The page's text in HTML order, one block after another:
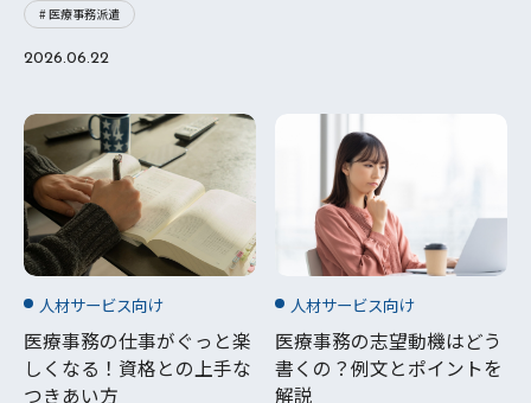
# 医療事務派遣
2026.06.22
人材サービス向け
医療事務の仕事がぐっと楽
しくなる！資格との上手な
つきあい方
人材サービス向け
医療事務の志望動機はどう
書くの？例文とポイントを
解説